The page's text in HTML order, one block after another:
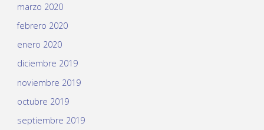
marzo 2020
febrero 2020
enero 2020
diciembre 2019
noviembre 2019
octubre 2019
septiembre 2019